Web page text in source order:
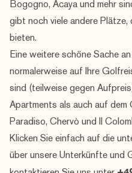
Bogogno, Acaya und mehr
gibt noch viele andere Plätze,
bieten.
Eine weitere schöne Sache
normalerweise auf Ihre
sind (teilweise gegen
Apartments als auch auf dem
Paradiso, Chervò und Il
Klicken Sie einfach auf die
über unsere Unterkünfte und